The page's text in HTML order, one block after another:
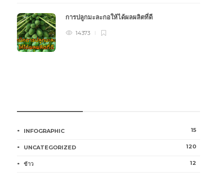
การปลูกมะละกอให้ได้ผลผลิตที่ดี
14373
INFOGRAPHIC 15
UNCATEGORIZED 120
ข้าว 12